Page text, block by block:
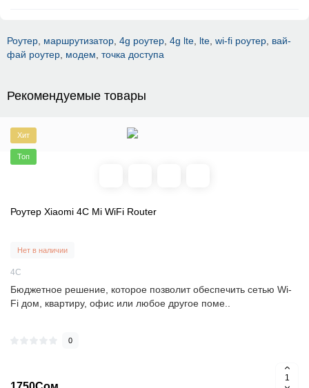
Роутер маршрутизатор 4g роутер 4g lte lte wi-fi роутер вай-
фай роутер модем точка доступа
Рекомендуемые товары
Хит
Топ
Роутер Xiaomi 4C Mi WiFi Router
Нет в наличии
4C
Бюджетное решение, которое позволит обеспечить сетью Wi-
Fi дом, квартиру, офис или любое другое поме..
0